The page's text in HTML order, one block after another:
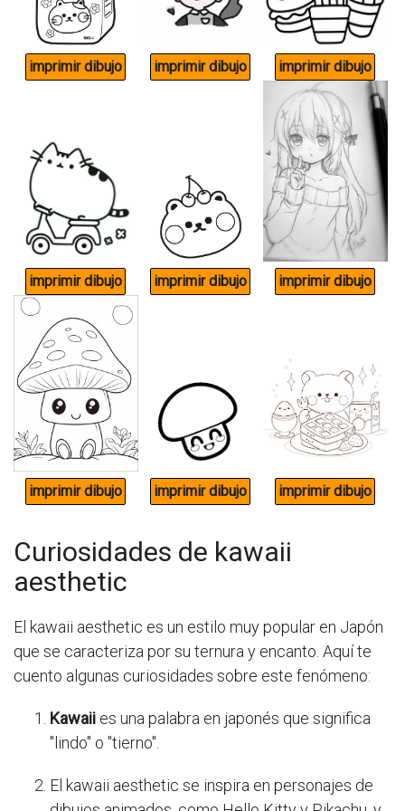
Curiosidades de kawaii
aesthetic
El kawaii aesthetic es un estilo muy popular en Japón
que se caracteriza por su ternura y encanto. Aquí te
cuento algunas curiosidades sobre este fenómeno:
Kawaii es una palabra en japonés que significa
"lindo" o "tierno".
El kawaii aesthetic se inspira en personajes de